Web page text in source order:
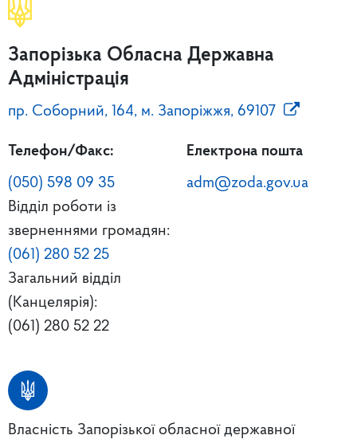
Запорізька Обласна Державна
Адміністрація
пр. Соборний, 164, м. Запоріжжя, 69107
Телефон/Факс:
(050) 598 09 35
Відділ роботи із
зверненнями громадян:
(061) 280 52 25
Загальний відділ
(Канцелярія):
(061) 280 52 22
Електрона пошта
adm@zoda.gov.ua
Власність Запорізької обласної державної